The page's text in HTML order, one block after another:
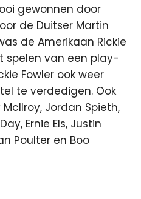
gewonnen door
de Duitser Martin
de Amerikaan Rickie
spelen van een play-
Fowler ook weer
te verdedigen. Ook
Jordan Spieth,
Ernie Els, Justin
Poulter en Boo